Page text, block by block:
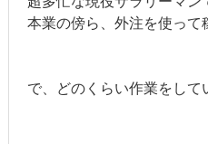
本業の傍ら、外注を使って
で、どのくらい作業をして